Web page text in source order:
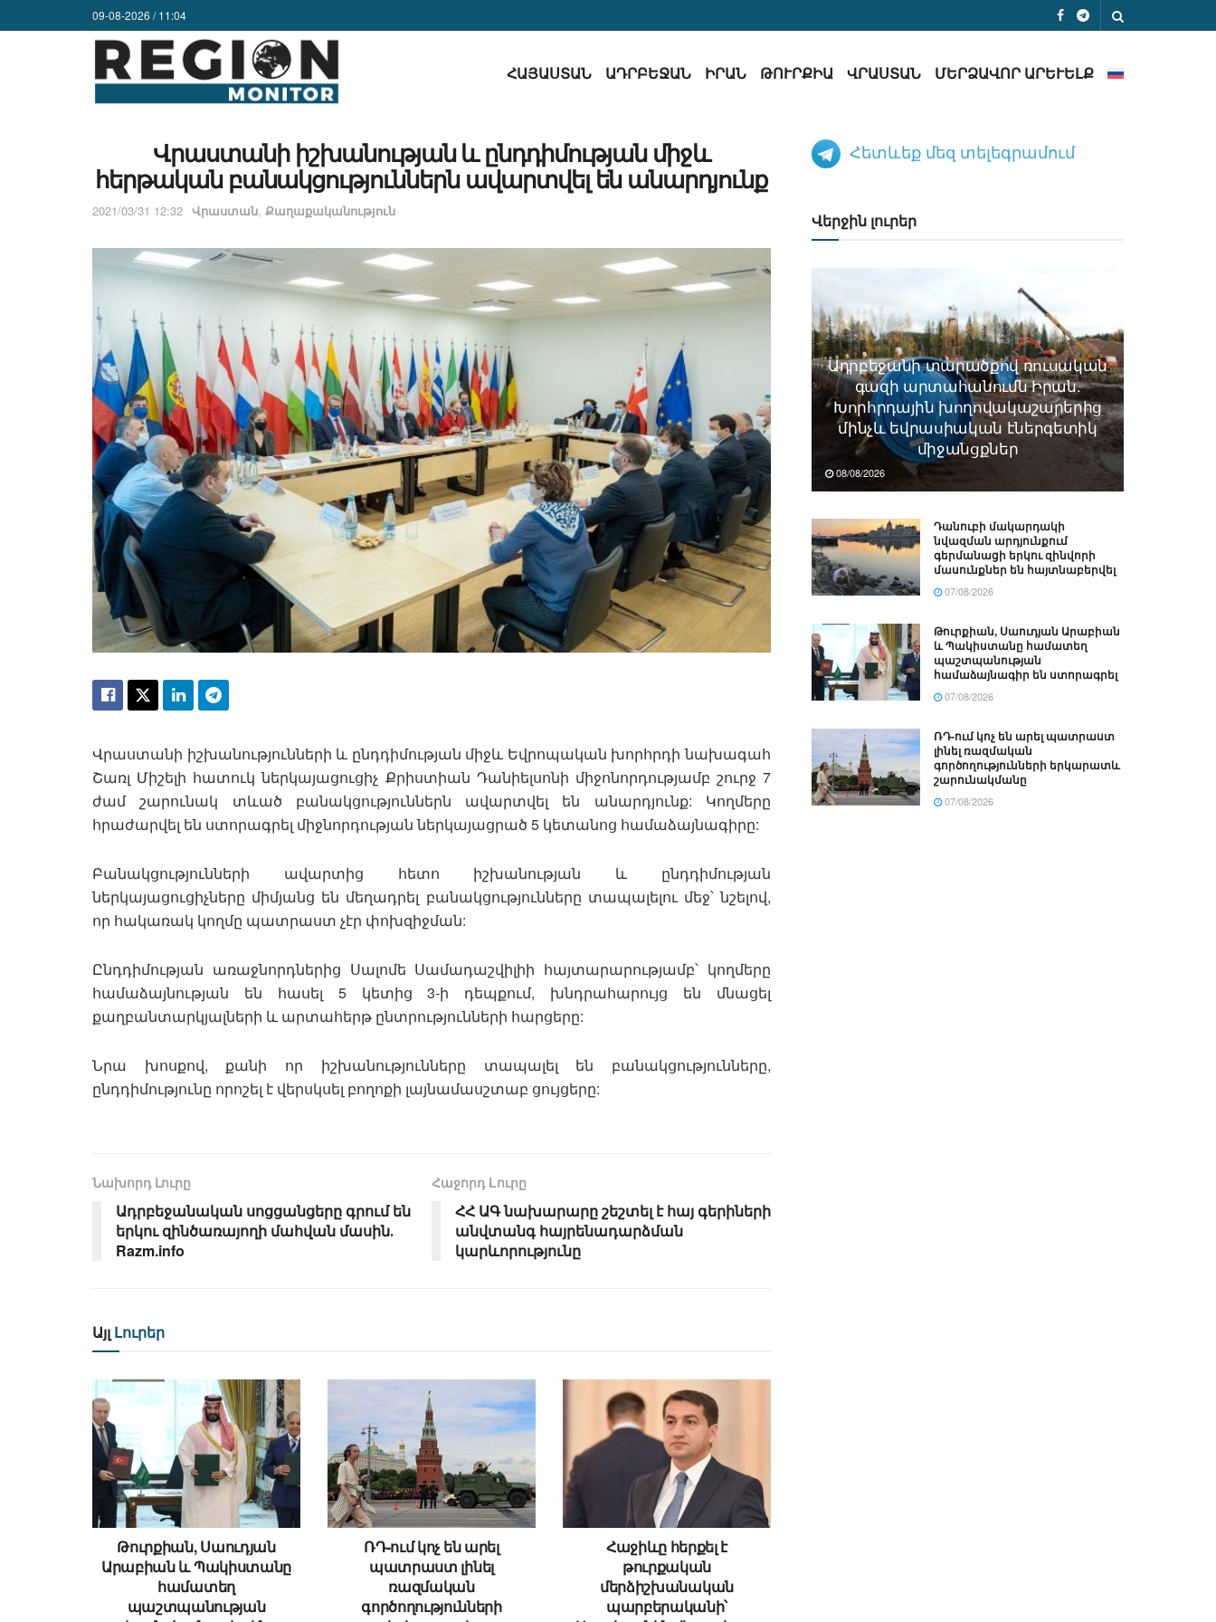
09-08-2026 / 11:04
ՀԱՅԱՍՏԱՆ ԱԴՐԲԵՋԱՆ ԻՐԱՆ ԹՈՒՐՔԻԱ ՎՐԱՍՏԱՆ ՄԵՐՁԱՎՈՐ ԱՐԵՒԵԼՔ
Վրաստանի իշխանության և ընդդիմության միջև
հերթական բանակցություններն ավարտվել են անարդյունք
2021/03/31 12:32 Վրաստան, Քաղաքականություն
Վրաստանի իշխանությունների և ընդդիմության միջև Եվրոպական խորհրդի նախագահ
Շառլ Միշելի հատուկ ներկայացուցիչ Քրիստիան Դանիելսոնի միջոնորդությամբ շուրջ 7
ժամ շարունակ տևած բանակցություններն ավարտվել են անարդյունք: Կողմերը
հրաժարվել են ստորագրել միջնորդության ներկայացրած 5 կետանոց համաձայնագիրը:
Բանակցությունների ավարտից հետո իշխանության և ընդդիմության
ներկայացուցիչները միմյանց են մեղադրել բանակցությունները տապալելու մեջ՝ նշելով,
որ հակառակ կողմը պատրաստ չէր փոխզիջման:
Ընդդիմության առաջնորդներից Սալոմե Սամադաշվիլիի հայտարարությամբ՝ կողմերը
համաձայնության են հասել 5 կետից 3-ի դեպքում, խնդրահարույց են մնացել
քաղբանտարկյալների և արտահերթ ընտրությունների հարցերը:
Նրա խոսքով, քանի որ իշխանությունները տապալել են բանակցությունները,
ընդդիմությունը որոշել է վերսկսել բողոքի լայնամասշտաբ ցույցերը:
Նախորդ Լուրը
Ադրբեջանական սոցցանցերը գրում են
երկու զինծառայողի մահվան մասին․
Razm.info
Հաջորդ Lուրը
ՀՀ ԱԳ նախարարը շեշտել է հայ գերիների
անվտանգ հայրենադարձման
կարևորությունը
Այլ Լուրեր
Թուրքիան, Սաուդյան
Արաբիան և Պակիստանը
համատեղ
պաշտպանության
ՌԴ-ում կոչ են արել
պատրաստ լինել
ռազմական
գործողությունների
Հաջիևը հերքել է
թուրքական
մերձիշխանական
պարբերականի՝
Հետևեք մեզ տելեգրամում
Վերջին լուրեր
Ադրբեջանի տարածքով ռուսական
գազի արտահանումն Իրան.
Խորհրդային խողովակաշարերից
մինչև եվրասիական էներգետիկ
միջանցքներ
08/08/2026
Դանուբի մակարդակի
նվազման արդյունքում
գերմանացի երկու զինվորի
մասունքներ են հայտնաբերվել
07/08/2026
Թուրքիան, Սաուդյան Արաբիան
և Պակիստանը համատեղ
պաշտպանության
համաձայնագիր են ստորագրել
07/08/2026
ՌԴ-ում կոչ են արել պատրաստ
լինել ռազմական
գործողությունների երկարատև
շարունակմանը
07/08/2026